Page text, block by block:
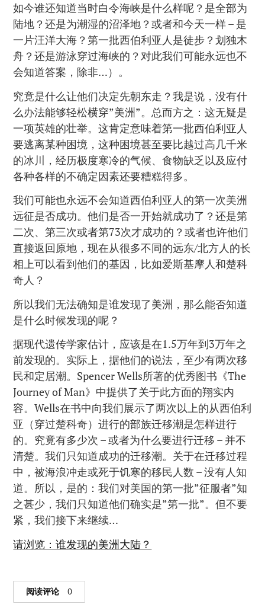
如今谁还知道当时白令海峡是什么样呢？是全部为
陆地？还是为潮湿的沼泽地？或者和今天一样 – 是
一片汪洋大海？第一批西伯利亚人是徒步？划独木
舟？还是游泳穿过海峡的？对此我们可能永远也不
会知道答案，除非…）。
究竟是什么让他们决定先朝东走？我是说，没有什
么办法能够轻松横穿”美洲”。总而方之：这无疑是
一项英雄的壮举。这肯定意味着第一批西伯利亚人
要逃离某种困境，这种困境甚至要比越过高几千米
的冰川，经历极度寒冷的气候、食物缺乏以及应付
各种各样的不确定因素还要糟糕得多。
我们可能也永远不会知道西伯利亚人的第一次美洲
远征是否成功。他们是否一开始就成功了？还是第
二次、第三次或者第73次才成功的？或者也许他们
直接返回原地，现在从很多不同的远东/北方人的长
相上可以看到他们的基因，比如爱斯基摩人和楚科
奇人？
所以我们无法确知是谁发现了美洲，那么能否知道
是什么时候发现的呢？
据现代遗传学家估计，应该是在1.5万年到3万年之
前发现的。实际上，据他们的说法，至少有两次移
民和定居潮。Spencer Wells所著的优秀图书《The
Journey of Man》中提供了关于此方面的翔实内
容。Wells在书中向我们展示了两次以上的从西伯利
亚（穿过楚科奇）进行的部族迁移潮是怎样进行
的。究竟有多少次 – 或者为什么要进行迁移 – 并不
清楚。我们只知道成功的迁移潮。关于在迁移过程
中，被海浪冲走或死于饥寒的移民人数 – 没有人知
道。所以，是的：我们对美国的第一批”征服者”知
之甚少，我们只知道他们确实是”第一批”。但不要
紧，我们接下来继续…
请浏览：谁发现的美洲大陆？
阅读评论 0